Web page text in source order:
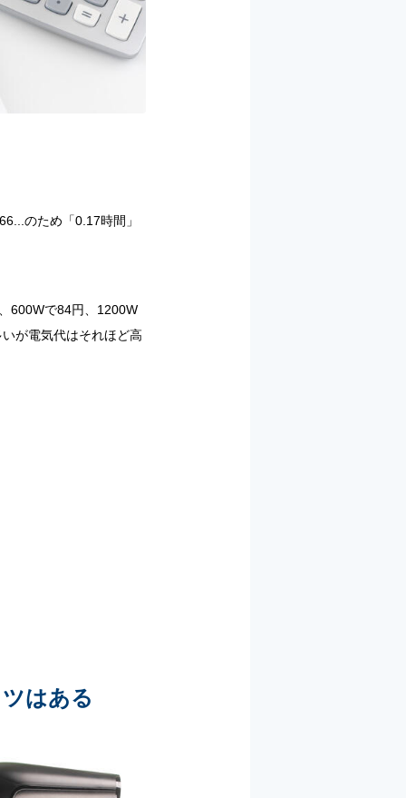
のため「0.17時間」
600Wで84円、1200W
が電気代はそれほど高
はある